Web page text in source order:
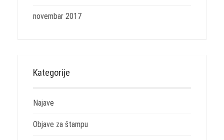
novembar 2017
Kategorije
Najave
Objave za štampu